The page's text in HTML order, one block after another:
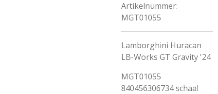
Artikelnummer:
MGT01055
Lamborghini Huracan
LB-Works GT Gravity '24
MGT01055
840456306734 schaal